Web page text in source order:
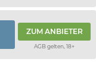
ZUM ANBIETER
AGB gelten, 18+